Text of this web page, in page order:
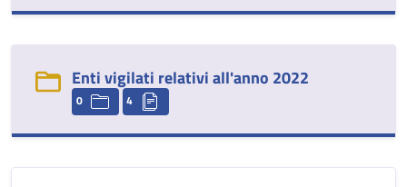
Enti vigilati relativi all'anno 2022
0 4